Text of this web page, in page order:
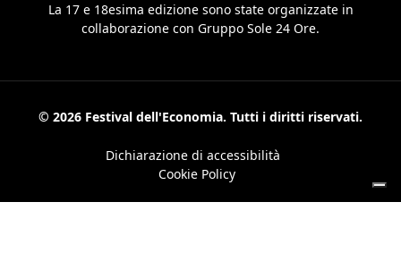
La 17 e 18esima edizione sono state organizzate in
collaborazione con Gruppo Sole 24 Ore.
© 2026 Festival dell'Economia. Tutti i diritti riservati.
Dichiarazione di accessibilità
Cookie Policy